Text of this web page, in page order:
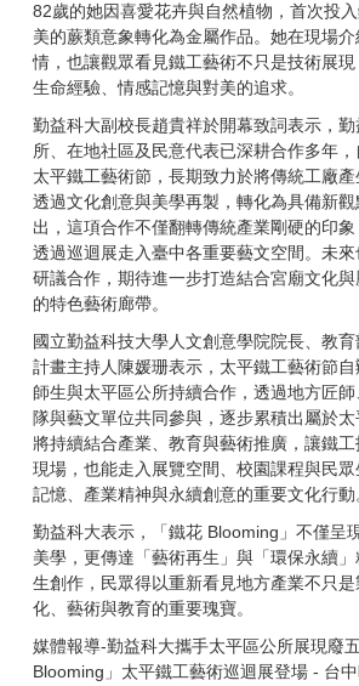
82歲的她因喜愛花卉與自然植物，首次投
美的蕨類意象轉化為金屬作品。她在現場
情，也讓觀眾看見鐵工藝術不只是技術展
生命經驗、情感記憶與對美的追求。
勤益科大副校長趙貴祥於開幕致詞表示，
所、在地社區及民意代表已深耕合作多年
太平鐵工藝術節，長期致力於將傳統工廠產
透過文化創意與美學再製，轉化為具備新
出，這項合作不僅翻轉傳統產業剛硬的印
透過巡迴展走入臺中各重要藝文空間。未
研議合作，期待進一步打造結合宮廟文化
的特色藝術廊帶。
國立勤益科技大學人文創意學院院長、教
計畫主持人陳媛珊表示，太平鐵工藝術節
師生與太平區公所持續合作，透過地方匠
隊與藝文單位共同參與，逐步累積出屬於
將持續結合產業、教育與藝術推廣，讓鐵
現場，也能走入展覽空間、校園課程與民
記憶、產業精神與永續創意的重要文化行動
勤益科大表示，「鐵花 Blooming」不僅呈
美學，更傳達「藝術再生」與「環保永續
生創作，民眾得以重新看見地方產業不只
化、藝術與教育的重要瑰寶。
媒體報導-勤益科大攜手太平區公所展現廢
Blooming」太平鐵工藝術巡迴展登場 - 台